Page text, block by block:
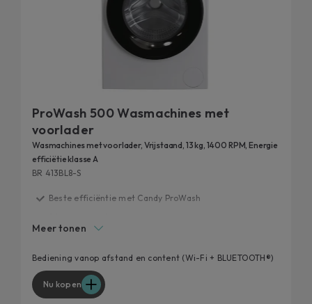
ProWash 500 Wasmachines met
voorlader
Wasmachines met voorlader, Vrijstaand, 13 kg, 1400 RPM, Energie
efficiëtie klasse A
BR 413BL8-S
Beste efficiëntie met Candy ProWash
Verwijdert 99% van de dagelijkse vlekken
Een slimere Candy voor een betere gebruikerservaring
Meer tonen
Bediening vanop afstand en content (Wi-Fi + BLUETOOTH®)
Nu kopen